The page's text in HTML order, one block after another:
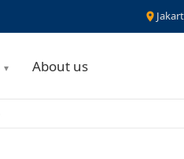
About us